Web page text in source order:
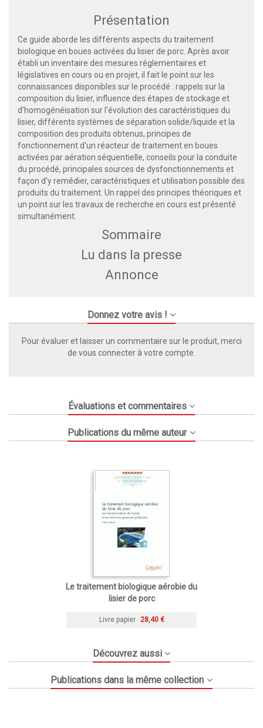
Présentation
Ce guide aborde les différents aspects du traitement
biologique en boues activées du lisier de porc. Après avoir
établi un inventaire des mesures réglementaires et
législatives en cours ou en projet, il fait le point sur les
connaissances disponibles sur le procédé : rappels sur la
composition du lisier, influence des étapes de stockage et
d'homogénéisation sur l'évolution des caractéristiques du
lisier, différents systèmes de séparation solide/liquide et la
composition des produits obtenus, principes de
fonctionnement d'un réacteur de traitement en boues
activées par aération séquentielle, conseils pour la conduite
du procédé, principales sources de dysfonctionnements et
façon d'y remédier, caractéristiques et utilisation possible des
produits du traitement. Un rappel des principes théoriques et
un point sur les travaux de recherche en cours est présenté
simultanément.
Sommaire
Lu dans la presse
Annonce
Donnez votre avis !
Pour évaluer et laisser un commentaire sur le produit, merci
de vous connecter à votre compte.
Évaluations et commentaires
Publications du même auteur
Le traitement biologique aérobie du
lisier de porc
Livre papier 28,40 €
Découvrez aussi
Publications dans la même collection